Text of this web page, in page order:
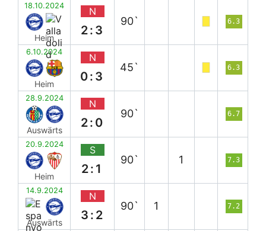
18.10.2024
Heim
N
2:3
90` 6.3
6.10.2024
Heim
N
0:3
45` 6.3
28.9.2024
Auswärts
N
2:0
90` 6.7
20.9.2024
Heim
S
2:1
90` 1 7.3
14.9.2024
Auswärts
N
3:2
90` 1 7.2